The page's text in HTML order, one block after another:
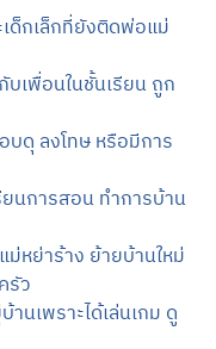
เด็กเล็กที่ยังติดพ่อแม่
เพื่อนในชั้นเรียน ถูก
บดุ ลงโทษ หรือมีการ
นการสอน ทำการบ้าน
หย่าร้าง ย้ายบ้านใหม่
รัว
นเพราะได้เล่นเกม ดู